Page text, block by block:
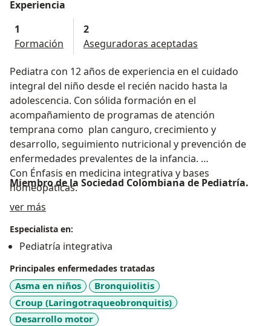
Experiencia
1
Formación
2
Aseguradoras aceptadas
Pediatra con 12 años de experiencia en el cuidado
integral del niño desde el recién nacido hasta la
adolescencia. Con sólida formación en el
acompañamiento de programas de atención
temprana como plan canguro, crecimiento y
desarrollo, seguimiento nutricional y prevención de
enfermedades prevalentes de la infancia.
Con Énfasis en medicina integrativa y bases
homeopáticas.
Miembro de la Sociedad Colombiana de Pediatría.
ver más
Especialista en:
Pediatría integrativa
Principales enfermedades tratadas
Asma en niños
Bronquiolitis
Croup (Laringotraqueobronquitis)
Desarrollo motor